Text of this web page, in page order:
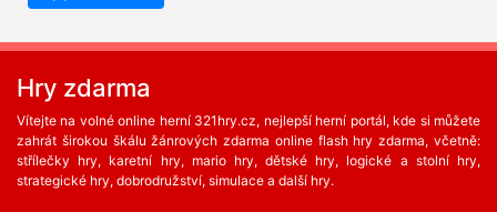
Hry zdarma
Vítejte na volné online herní 321hry.cz, nejlepší herní portál, kde si můžete
zahrát širokou škálu žánrových zdarma online flash hry zdarma, včetně:
střílečky hry, karetní hry, mario hry, dětské hry, logické a stolní hry,
strategické hry, dobrodružství, simulace a další hry.